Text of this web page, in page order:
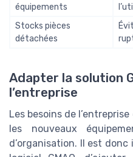
équipements
Stocks pièces
détachées
Adapter la solution
l’entreprise
Les besoins de
les nouveaux
d’organisation. Il est